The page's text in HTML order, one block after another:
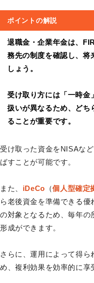
ポイントの解説
退職金・企業年金は、
務先の制度を確認し、将
しょう。
受け取り方には「一時金
扱いが異なるため、どち
ることが重要です。
受け取った資金をNISAな
ばすことが可能です。
また、 iDeCo （個人型確定
ら老後資金を準備できる
の対象となるため、毎年の
形成ができます。
さらに、運用によって得
め、複利効果を効率的に享